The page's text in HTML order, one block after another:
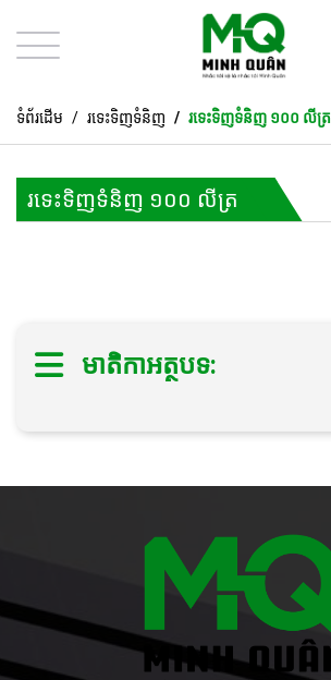
ទំព័រដើម រទេះទិញទំនិញ រទេះទិញទំនិញ ១០០ លីត្រ
រទេះទិញទំនិញ ១០០ លីត្រ
មាតិកាអត្ថបទ: